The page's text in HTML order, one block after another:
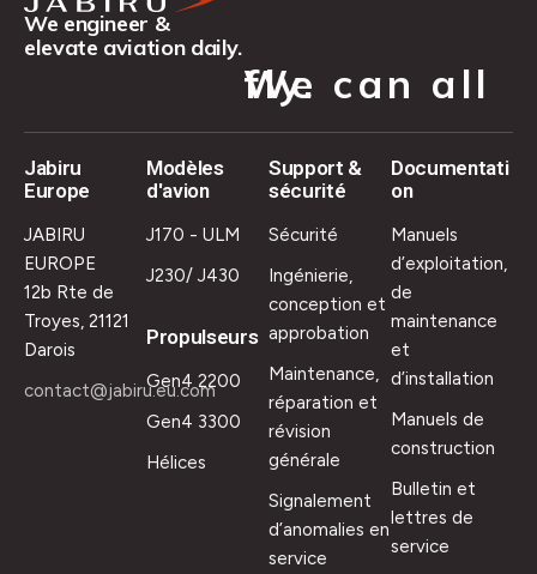
We engineer &
elevate aviation daily.
We can all fly.
Jabiru
Europe
JABIRU
EUROPE
12b Rte de
Troyes, 21121
Darois
contact@jabiru.eu.com
Modèles
d'avion
J170 - ULM
J230/ J430
Propulseurs
Gen4 2200
Gen4 3300
Hélices
Support &
sécurité
Sécurité
Ingénierie,
conception et
approbation
Maintenance,
réparation et
révision
générale
Signalement
d’anomalies en
service
Documentati
on
Manuels
d’exploitation,
de
maintenance
et
d’installation
Manuels de
construction
Bulletin et
lettres de
service